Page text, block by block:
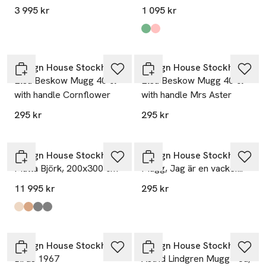
3 995 kr
1 095 kr
Produkten finns i färgerna:
Bird 8
Bird 7
Design House Stockholm
Elsa Beskow Mugg 40 cl
with handle Cornflower
295 kr
Design House Stockholm
Elsa Beskow Mugg 40 cl
with handle Mrs Aster
295 kr
Design House Stockholm
Matta Björk, 200x300 cm
11 995 kr
Produkten finns i färgerna:
Beige,
Brown,
Dark Grey
Light Grey
Design House Stockholm
Mugg, Jag är en vacker...
295 kr
Design House Stockholm
Birds 1967
Design House Stockholm
Astrid Lindgren Mugg - Ja,